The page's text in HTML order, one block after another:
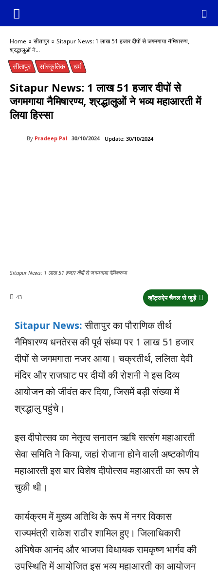
Home सीतापुर
Sitapur News: 1 लाख 51 हजार दीपों से जगमगाया नैमिषारण्य,
श्रद्धालुओं ने...
सीतापुर सांस्कृतिक धर्म
Sitapur News: 1 लाख 51 हजार दीपों से
जगमगाया नैमिषारण्य, श्रद्धालुओं ने भव्य महाआरती में
लिया हिस्सा
By Pradeep Pal 30/10/2024 Update: 30/10/2024
Sitapur News: 1 लाख 51 हजार दीपों से जगमगाया नैमिषारण्य
व्हॉट्सऐप चैनल से जुड़ें
43
Sitapur News:सीतापुर का पौराणिक तीर्थ
नैमिषारण्य धनतेरस की पूर्व संध्या पर 1 लाख 51 हजार
दीपों से जगमगाता नजर आया। चक्रतीर्थ, ललिता देवी
मंदिर और राजघाट पर दीयों की रोशनी ने इस दिव्य
आयोजन को जीवंत कर दिया, जिसमें बड़ी संख्या में
श्रद्धालु पहुंचे।
इस दीपोत्सव का नेतृत्व सनातन ऋषि सत्संग महाआरती
सेवा समिति ने किया, जहां रोजाना होने वाली अष्टकोणीय
महाआरती इस बार विशेष दीपोत्सव महाआरती का रूप ले
चुकी थी।
कार्यक्रम में मुख्य अतिथि के रूप में नगर विकास
राज्यमंत्री राकेश राठौर शामिल हुए। जिलाधिकारी
अभिषेक आनंद और भाजपा विधायक रामकृष्ण भार्गव की
उपस्थिति में आयोजित इस भव्य महाआरती का आयोजन